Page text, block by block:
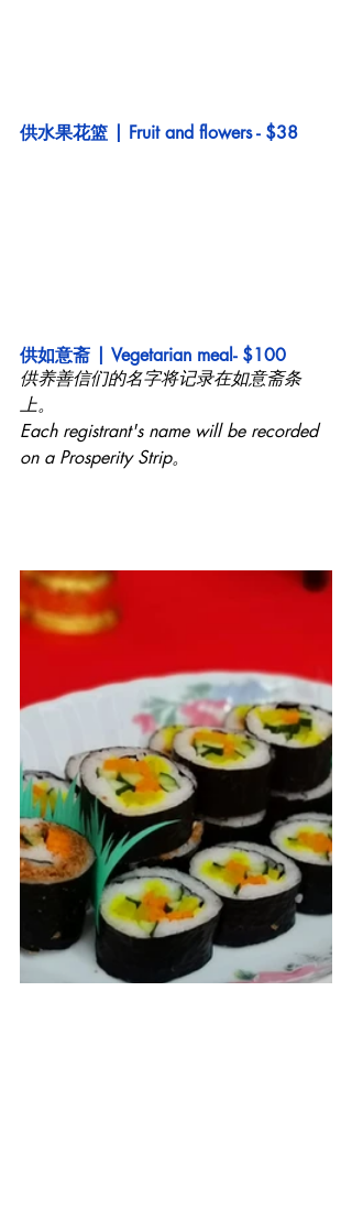
供水果花篮 | Fruit and flowers - $38
供如意斋 | Vegetarian meal- $100
供养善信们的名字将记录在如意斋条
上。
Each registrant's name will be recorded
on a Prosperity Strip。